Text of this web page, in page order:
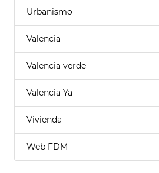
Urbanismo
Valencia
Valencia verde
Valencia Ya
Vivienda
Web FDM